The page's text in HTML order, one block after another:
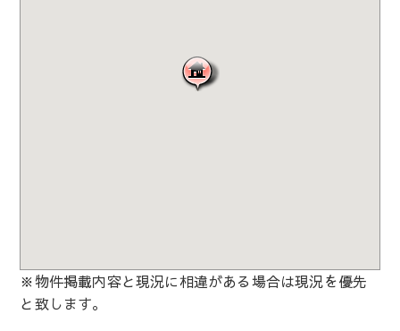
※物件掲載内容と現況に相違がある場合は現況を優先
と致します。